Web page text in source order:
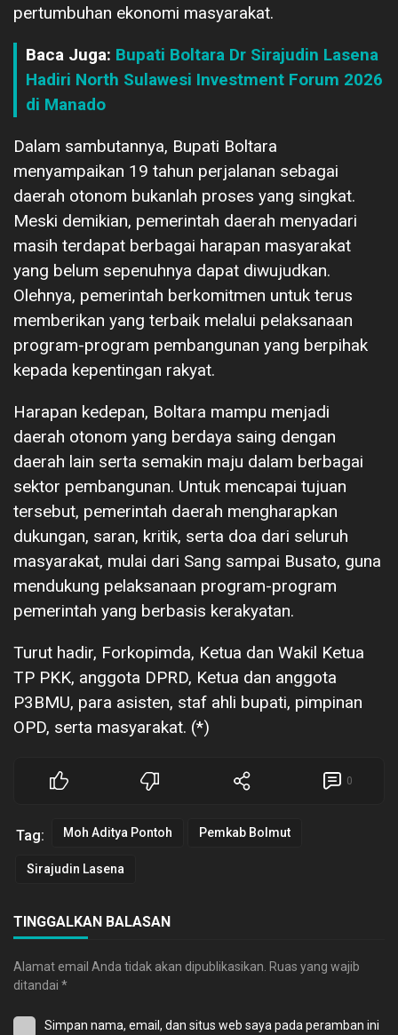
pertumbuhan ekonomi masyarakat.
Baca Juga: Bupati Boltara Dr Sirajudin Lasena
Hadiri North Sulawesi Investment Forum 2026
di Manado
Dalam sambutannya, Bupati Boltara
menyampaikan 19 tahun perjalanan sebagai
daerah otonom bukanlah proses yang singkat.
Meski demikian, pemerintah daerah menyadari
masih terdapat berbagai harapan masyarakat
yang belum sepenuhnya dapat diwujudkan.
Olehnya, pemerintah berkomitmen untuk terus
memberikan yang terbaik melalui pelaksanaan
program-program pembangunan yang berpihak
kepada kepentingan rakyat.
Harapan kedepan, Boltara mampu menjadi
daerah otonom yang berdaya saing dengan
daerah lain serta semakin maju dalam berbagai
sektor pembangunan. Untuk mencapai tujuan
tersebut, pemerintah daerah mengharapkan
dukungan, saran, kritik, serta doa dari seluruh
masyarakat, mulai dari Sang sampai Busato, guna
mendukung pelaksanaan program-program
pemerintah yang berbasis kerakyatan.
Turut hadir, Forkopimda, Ketua dan Wakil Ketua
TP PKK, anggota DPRD, Ketua dan anggota
P3BMU, para asisten, staf ahli bupati, pimpinan
OPD, serta masyarakat. (*)
0
Tag: Moh Aditya Pontoh Pemkab Bolmut
Sirajudin Lasena
TINGGALKAN BALASAN
Alamat email Anda tidak akan dipublikasikan. Ruas yang wajib
ditandai *
Simpan nama, email, dan situs web saya pada peramban ini